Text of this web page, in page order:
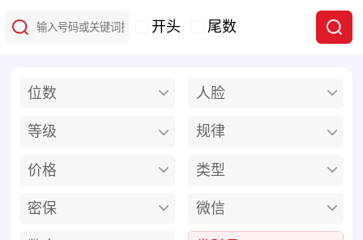
开头 尾数
位数 人脸
等级 规律
价格 类型
密保 微信